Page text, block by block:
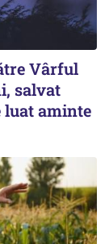
Vârful
salvat
luat aminte